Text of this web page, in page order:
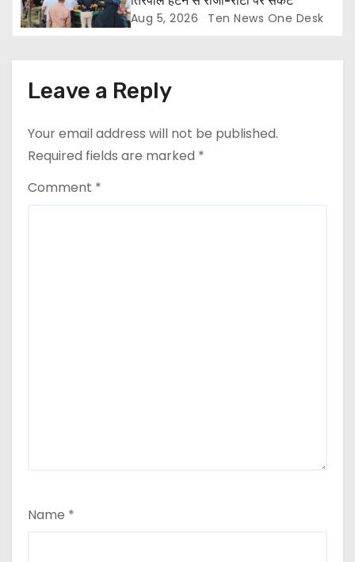
Aug 5, 2026 Ten News One Desk
Leave a Reply
Your email address will not be published.
Required fields are marked *
Comment *
Name *